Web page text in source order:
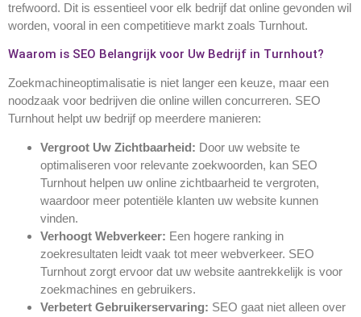
trefwoord. Dit is essentieel voor elk bedrijf dat online gevonden wil
worden, vooral in een competitieve markt zoals Turnhout.
Waarom is SEO Belangrijk voor Uw Bedrijf in Turnhout?
Zoekmachineoptimalisatie is niet langer een keuze, maar een
noodzaak voor bedrijven die online willen concurreren. SEO
Turnhout helpt uw bedrijf op meerdere manieren:
Vergroot Uw Zichtbaarheid: Door uw website te
optimaliseren voor relevante zoekwoorden, kan SEO
Turnhout helpen uw online zichtbaarheid te vergroten,
waardoor meer potentiële klanten uw website kunnen
vinden.
Verhoogt Webverkeer: Een hogere ranking in
zoekresultaten leidt vaak tot meer webverkeer. SEO
Turnhout zorgt ervoor dat uw website aantrekkelijk is voor
zoekmachines en gebruikers.
Verbetert Gebruikerservaring: SEO gaat niet alleen over